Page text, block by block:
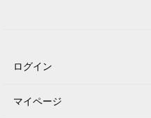
ログイン
マイページ